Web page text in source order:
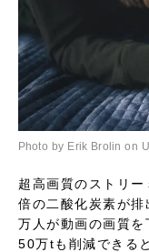
Photo by Erik Brolin on
超高画質のストリー
倍の二酸化炭素が排
万人が動画の画質を
50万tも削減できる